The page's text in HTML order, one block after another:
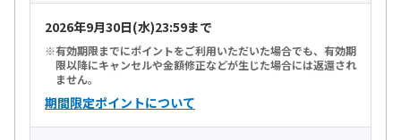
2026年9月30日(水)23:59まで
有効期限までにポイントをご利用いただいた場合でも、有効期
限以降にキャンセルや金額修正などが生じた場合には返還され
ません。
期間限定ポイントについて